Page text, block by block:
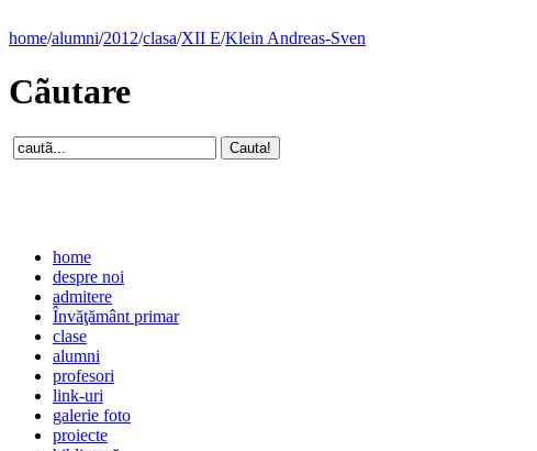
home/alumni/2012/clasa/XII E/Klein Andreas-Sven
Cãutare
home
despre noi
admitere
Învăţământ primar
clase
alumni
profesori
link-uri
galerie foto
proiecte